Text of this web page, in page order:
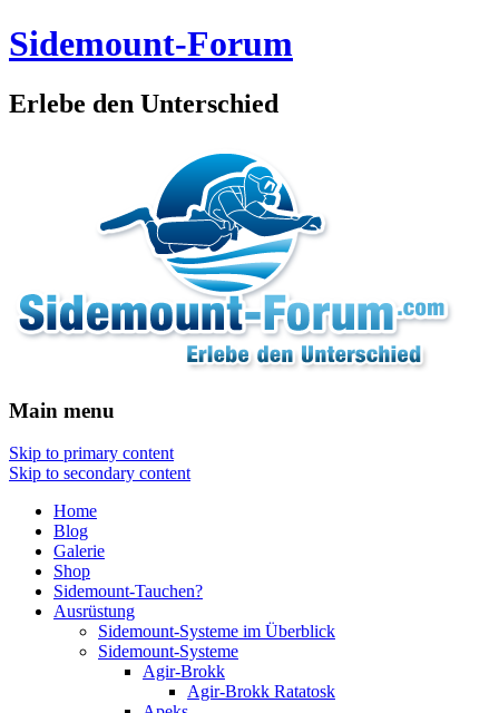
Sidemount-Forum
Erlebe den Unterschied
Main menu
Skip to primary content
Skip to secondary content
Home
Blog
Galerie
Shop
Sidemount-Tauchen?
Ausrüstung
Sidemount-Systeme im Überblick
Sidemount-Systeme
Agir-Brokk
Agir-Brokk Ratatosk